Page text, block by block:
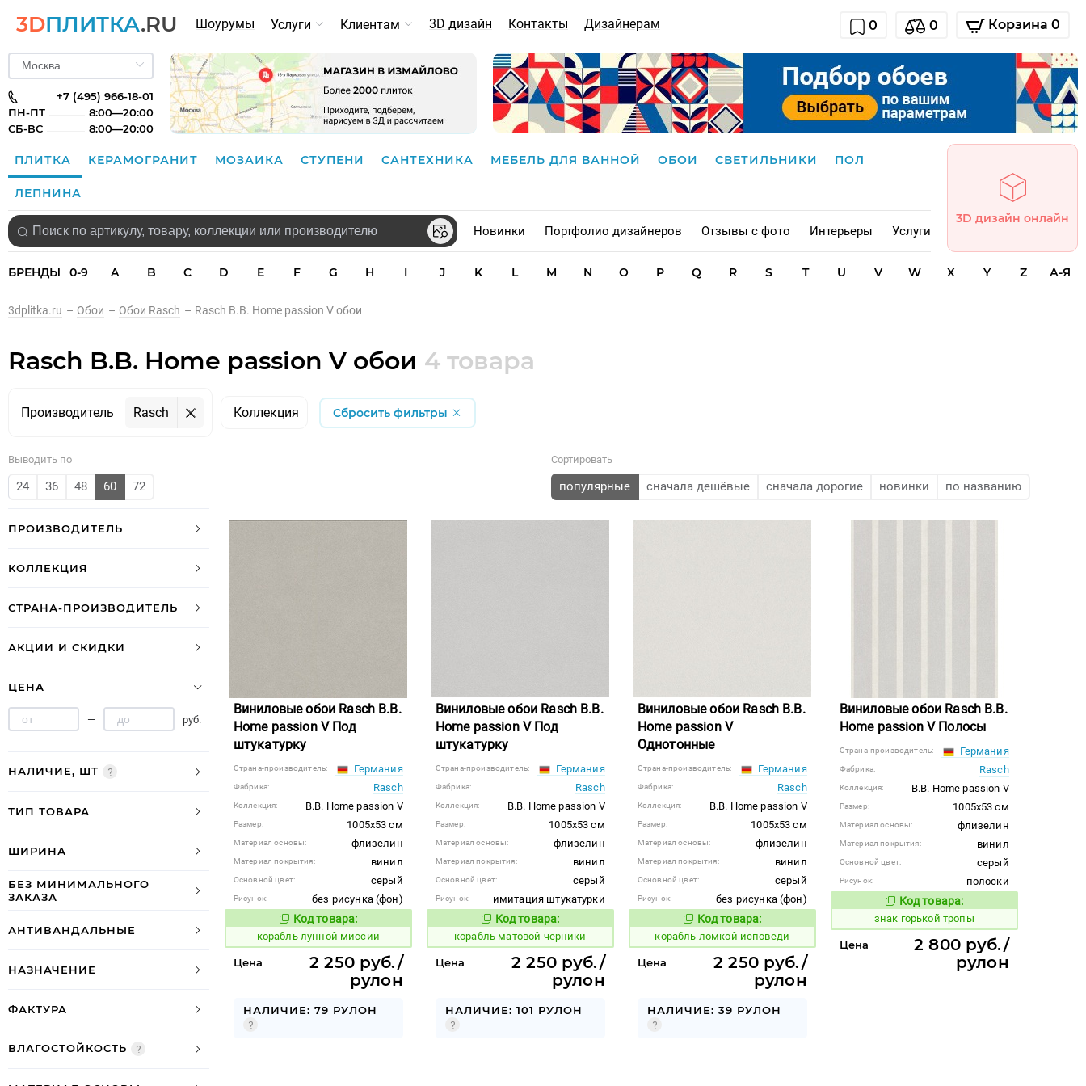
3DПЛИТКА.RU Шоурумы Услуги Клиентам 3D дизайн Контакты Дизайнерам 0 0 Корзина 0
+7 (495) 966-18-01
ПН-ПТ
8:00—20:00
СБ-ВС
8:00—20:00
ПЛИТКА КЕРАМОГРАНИТ МОЗАИКА СТУПЕНИ САНТЕХНИКА МЕБЕЛЬ ДЛЯ ВАННОЙ ОБОИ СВЕТИЛЬНИКИ ПОЛ
ЛЕПНИНА
Новинки Портфолио дизайнеров Отзывы с фото Интерьеры Услуги
3D дизайн онлайн
БРЕНДЫ 0-9 A B C D E F G H I J K L M N O P Q R S T U V W X Y Z А-Я
3dplitka.ru – Обои – Обои Rasch – Rasch B.B. Home passion V обои
Rasch B.B. Home passion V обои 4 товара
Производитель Rasch Коллекция Сбросить фильтры
Выводить по
24 36 48 60 72
Сортировать
популярные сначала дешёвые сначала дорогие новинки по названию
ПРОИЗВОДИТЕЛЬ
КОЛЛЕКЦИЯ
СТРАНА-ПРОИЗВОДИТЕЛЬ
АКЦИИ И СКИДКИ
ЦЕНА
— руб.
НАЛИЧИЕ, ШТ
ТИП ТОВАРА
ШИРИНА
БЕЗ МИНИМАЛЬНОГО
ЗАКАЗА
АНТИВАНДАЛЬНЫЕ
НАЗНАЧЕНИЕ
ФАКТУРА
ВЛАГОСТОЙКОСТЬ
Виниловые обои Rasch B.B.
Home passion V Под
штукатурку
Страна-производитель: Германия
Фабрика: Rasch
Коллекция: B.B. Home passion V
Размер: 1005x53 см
Материал основы: флизелин
Материал покрытия: винил
Основной цвет: серый
Рисунок:
без рисунка (фон)
Код товара:
771927 Код товара:
корабль лунной миссии
Цена
2 250 руб./
рулон
НАЛИЧИЕ: 79 РУЛОН
Виниловые обои Rasch B.B.
Home passion V Под
штукатурку
Страна-производитель: Германия
Фабрика: Rasch
Коллекция: B.B. Home passion V
Размер: 1005x53 см
Материал основы: флизелин
Материал покрытия: винил
Основной цвет: серый
Рисунок:
имитация штукатурки
Код товара:
772369 Код товара:
корабль матовой черники
Цена
2 250 руб./
рулон
НАЛИЧИЕ: 101 РУЛОН
Виниловые обои Rasch B.B.
Home passion V
Однотонные
Страна-производитель: Германия
Фабрика: Rasch
Коллекция: B.B. Home passion V
Размер: 1005x53 см
Материал основы: флизелин
Материал покрытия: винил
Основной цвет: серый
Рисунок:
без рисунка (фон)
Код товара:
771660 Код товара:
корабль ломкой исповеди
Цена
2 250 руб./
рулон
НАЛИЧИЕ: 39 РУЛОН
Виниловые обои Rasch B.B.
Home passion V Полосы
Страна-производитель: Германия
Фабрика: Rasch
Коллекция: B.B. Home passion V
Размер: 1005x53 см
Материал основы: флизелин
Материал покрытия: винил
Основной цвет: серый
Рисунок:
полоски
Код товара:
486983Код товара:
знак горькой тропы
Цена
2 800 руб./
рулон